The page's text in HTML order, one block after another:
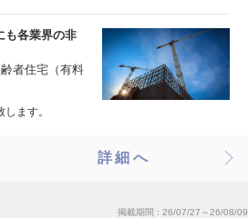
も各業界の非
者住宅（有料
ます。
詳細へ
掲載期間 26/07/27～26/08/09